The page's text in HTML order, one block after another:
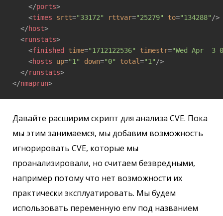
</ports>
<times srtt="33172" rttvar="25279" to="134288" />
</host>
<runstats>
<finished time="1712122536" timestr="Wed Apr  3
<hosts up="1" down="0" total="1" />
</runstats>
</nmaprun>
Давайте расширим скрипт для анализа CVE. Пока
мы этим занимаемся, мы добавим возможность
игнорировать CVE, которые мы
проанализировали, но считаем безвредными,
например потому что нет возможности их
практически эксплуатировать. Мы будем
использовать переменную env под названием